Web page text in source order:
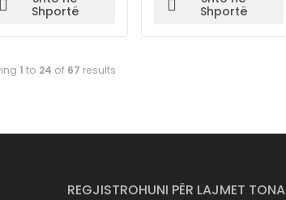
Shportë
Shportë
1 to 24 of 67 results
REGJISTROHUNI PËR LAJMET TONA